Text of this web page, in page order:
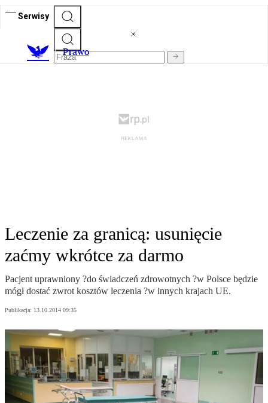
Serwisy
Prawo
Leczenie za granicą: usunięcie
zaćmy wkrótce za darmo
Pacjent uprawniony ?do świadczeń zdrowotnych ?w Polsce będzie
mógł dostać zwrot kosztów leczenia ?w innych krajach UE.
Publikacja: 13.10.2014 09:35